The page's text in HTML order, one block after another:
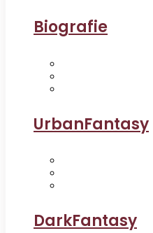
Biografie
UrbanFantasy
DarkFantasy